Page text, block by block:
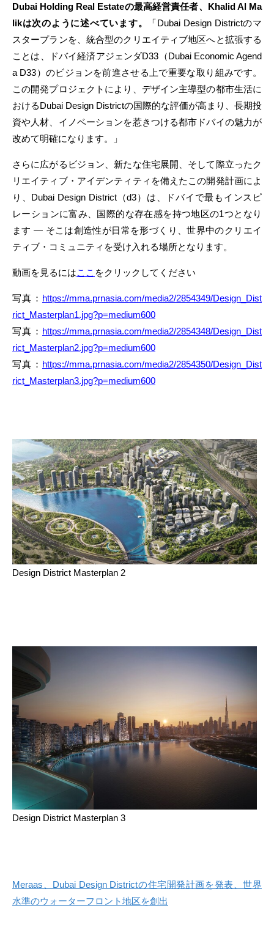
Dubai Holding Real Estateの最高経営責任者、Khalid Al Ma
likは次のように述べています。
「Dubai Design Districtのマ
スタープランを、統合型のクリエイティブ地区へと拡張する
ことは、ドバイ経済アジェンダD33（Dubai Economic Agend
a D33）のビジョンを前進させる上で重要な取り組みです。
この開発プロジェクトにより、デザイン主導型の都市生活に
おけるDubai Design Districtの国際的な評価が高まり、長期投
資や人材、イノベーションを惹きつける都市ドバイの魅力が
改めて明確になります。」
さらに広がるビジョン、新たな住宅展開、そして際立ったク
リエイティブ・アイデンティティを備えたこの開発計画によ
り、Dubai Design District（d3）は、ドバイで最もインスピ
レーションに富み、国際的な存在感を持つ地区の1つとなり
ます ― そこは創造性が日常を形づくり、世界中のクリエイ
ティブ・コミュニティを受け入れる場所となります。
動画を見るにはここ をクリックしてください
写真： https://mma.prnasia.com/media2/2854349/Design_Dist
rict_Masterplan1.jpg?p=medium600
写真： https://mma.prnasia.com/media2/2854348/Design_Dist
rict_Masterplan2.jpg?p=medium600
写真： https://mma.prnasia.com/media2/2854350/Design_Dist
rict_Masterplan3.jpg?p=medium600
Design District Masterplan 2
Design District Masterplan 3
Meraas、Dubai Design Districtの住宅開発計画を発表、世界
水準のウォーターフロント地区を創出